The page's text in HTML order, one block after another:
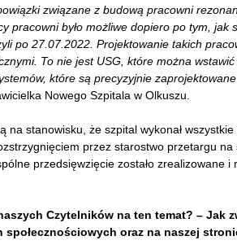
związane z budową pracowni
pracowni było możliwe dopiero po tym, jak
po 27.07.2022. Projektowanie takich
To nie jest USG, które można
które są precyzyjnie
Nowego Szpitala w Olkuszu.
na stanowisku, że szpital wykonał
przez starostwo przetargu
przedsięwzięcie zostało zrealizowane i
Czytelników na ten temat? – Jak
społecznościowych oraz na naszej